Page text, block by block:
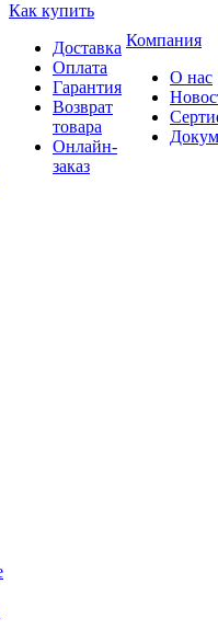
Как купить
Доставка
Оплата
Гарантия
Возврат
товара
Онлайн-
заказ
Компания
О нас